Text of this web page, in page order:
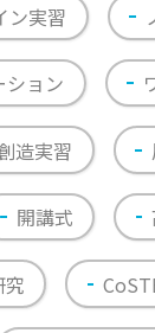
ン実習
ション
造実習
開講式
究